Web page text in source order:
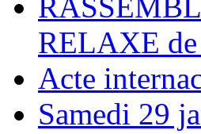
RELAXE
Acte
Samedi 29